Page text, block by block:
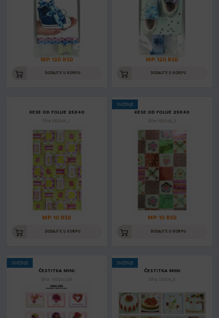
MP: 120 RSD
DODAJTE U KORPU
MP: 120 RSD
DODAJTE U KORPU
KESE OD FOLIJE 25X40
Šifra: PE2540_1
MP: 10 RSD
DODAJTE U KORPU
SNIŽENJE
KESE OD FOLIJE 25X40
Šifra: PE2540_3
MP: 10 RSD
DODAJTE U KORPU
SNIŽENJE
ČESTITKA MINI
Šifra: 100CN-256
SNIŽENJE
ČESTITKA MINI
Šifra: 100CN_5